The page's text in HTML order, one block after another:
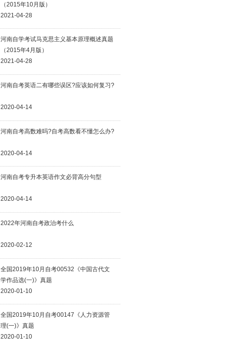
（2015年10月版）
2021-04-28
河南自学考试马克思主义基本原理概述真题
（2015年4月版）
2021-04-28
河南自考英语二有哪些误区?应该如何复习?
2020-04-14
河南自考高数难吗?自考高数看不懂怎么办?
2020-04-14
河南自考专升本英语作文必背高分句型
2020-04-14
2022年河南自考政治考什么
2020-02-12
全国2019年10月自考00532《中国古代文
学作品选(一)》真题
2020-01-10
全国2019年10月自考00147《人力资源管
理(一)》真题
2020-01-10